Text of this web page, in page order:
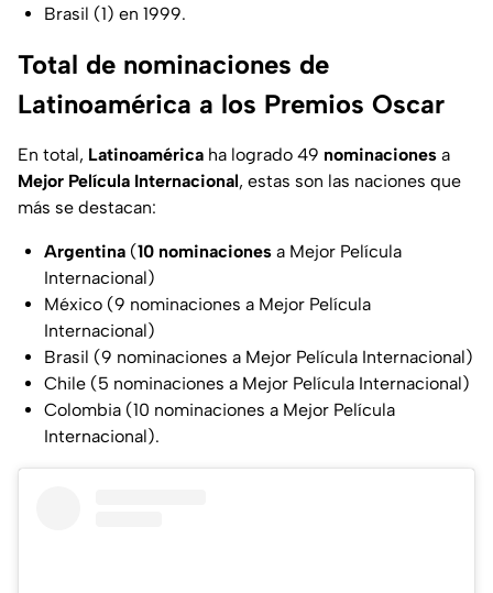
Brasil (1) en 1999.
Total de nominaciones de
Latinoamérica a los Premios Oscar
En total, Latinoamérica ha logrado 49 nominaciones a
Mejor Película Internacional, estas son las naciones que
más se destacan:
Argentina (10 nominaciones a Mejor Película
Internacional)
México (9 nominaciones a Mejor Película
Internacional)
Brasil (9 nominaciones a Mejor Película Internacional)
Chile (5 nominaciones a Mejor Película Internacional)
Colombia (10 nominaciones a Mejor Película
Internacional).